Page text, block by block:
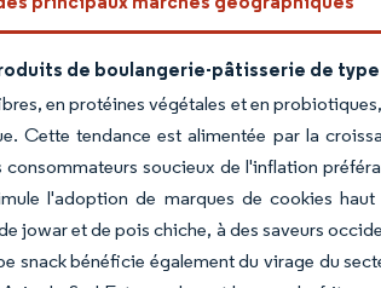
de boulangerie-pâtisserie de type
en protéines végétales et en
Cette tendance est alimentée par la
soucieux de l'inflation
l'adoption de marques de cookies
jowar et de pois chiche, à des saveurs
snack bénéficie également du virage du